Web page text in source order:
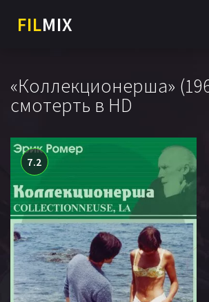
FILMIX
«Коллекционерша»
смотерть в HD
7.2